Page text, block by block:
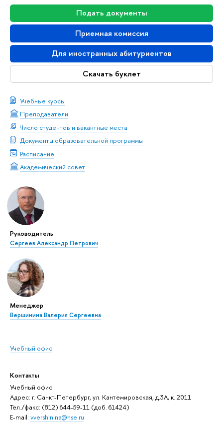
Подать документы
Приемная комиссия
Для иностранных абитуриентов
Скачать буклет
Учебные курсы
Преподаватели
Число студентов и вакантные места
Документы образовательной программы
Расписание
Академический совет
Руководитель
Сергеев Александр Петрович
Менеджер
Вершинина Валерия Сергеевна
Учебный офис
Контакты
Учебный офис
Адрес: г. Санкт-Петербург, ул. Кантемировская, д.3А, к. 2011
Тел./факс: (812) 644-59-11 (доб. 61424)
E-mail: vvershinina@hse.ru